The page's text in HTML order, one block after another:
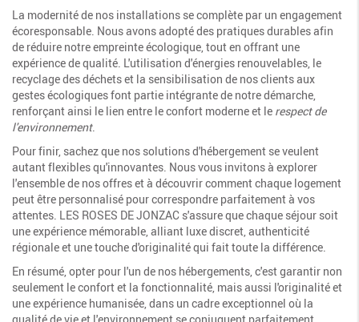
La modernité de nos installations se complète par un engagement
écoresponsable. Nous avons adopté des pratiques durables afin
de réduire notre empreinte écologique, tout en offrant une
expérience de qualité. L'utilisation d'énergies renouvelables, le
recyclage des déchets et la sensibilisation de nos clients aux
gestes écologiques font partie intégrante de notre démarche,
renforçant ainsi le lien entre le confort moderne et le respect de
l'environnement.
Pour finir, sachez que nos solutions d'hébergement se veulent
autant flexibles qu'innovantes. Nous vous invitons à explorer
l'ensemble de nos offres et à découvrir comment chaque logement
peut être personnalisé pour correspondre parfaitement à vos
attentes. LES ROSES DE JONZAC s'assure que chaque séjour soit
une expérience mémorable, alliant luxe discret, authenticité
régionale et une touche d'originalité qui fait toute la différence.
En résumé, opter pour l'un de nos hébergements, c'est garantir non
seulement le confort et la fonctionnalité, mais aussi l'originalité et
une expérience humanisée, dans un cadre exceptionnel où la